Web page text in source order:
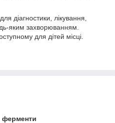
діагностики, лікування,
яким захворюванням.
для дітей місці.
ферменти